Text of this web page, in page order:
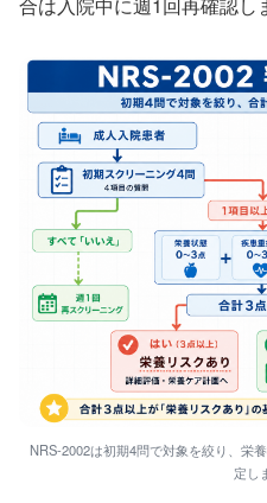
合は入院中に週1回再確認し
NRS-2002は初期4問で対象を絞り、栄
定し